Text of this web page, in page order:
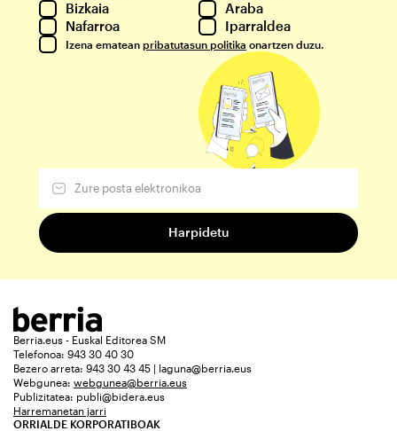
Bizkaia
Araba
Nafarroa
Iparraldea
Izena ematean pribatutasun politika onartzen duzu.
Berria.eus - Euskal Editorea SM
Telefonoa: 943 30 40 30
Bezero arreta: 943 30 43 45 | laguna@berria.eus
Webgunea: webgunea@berria.eus
Publizitatea: publi@bidera.eus
Harremanetan jarri
ORRIALDE KORPORATIBOAK